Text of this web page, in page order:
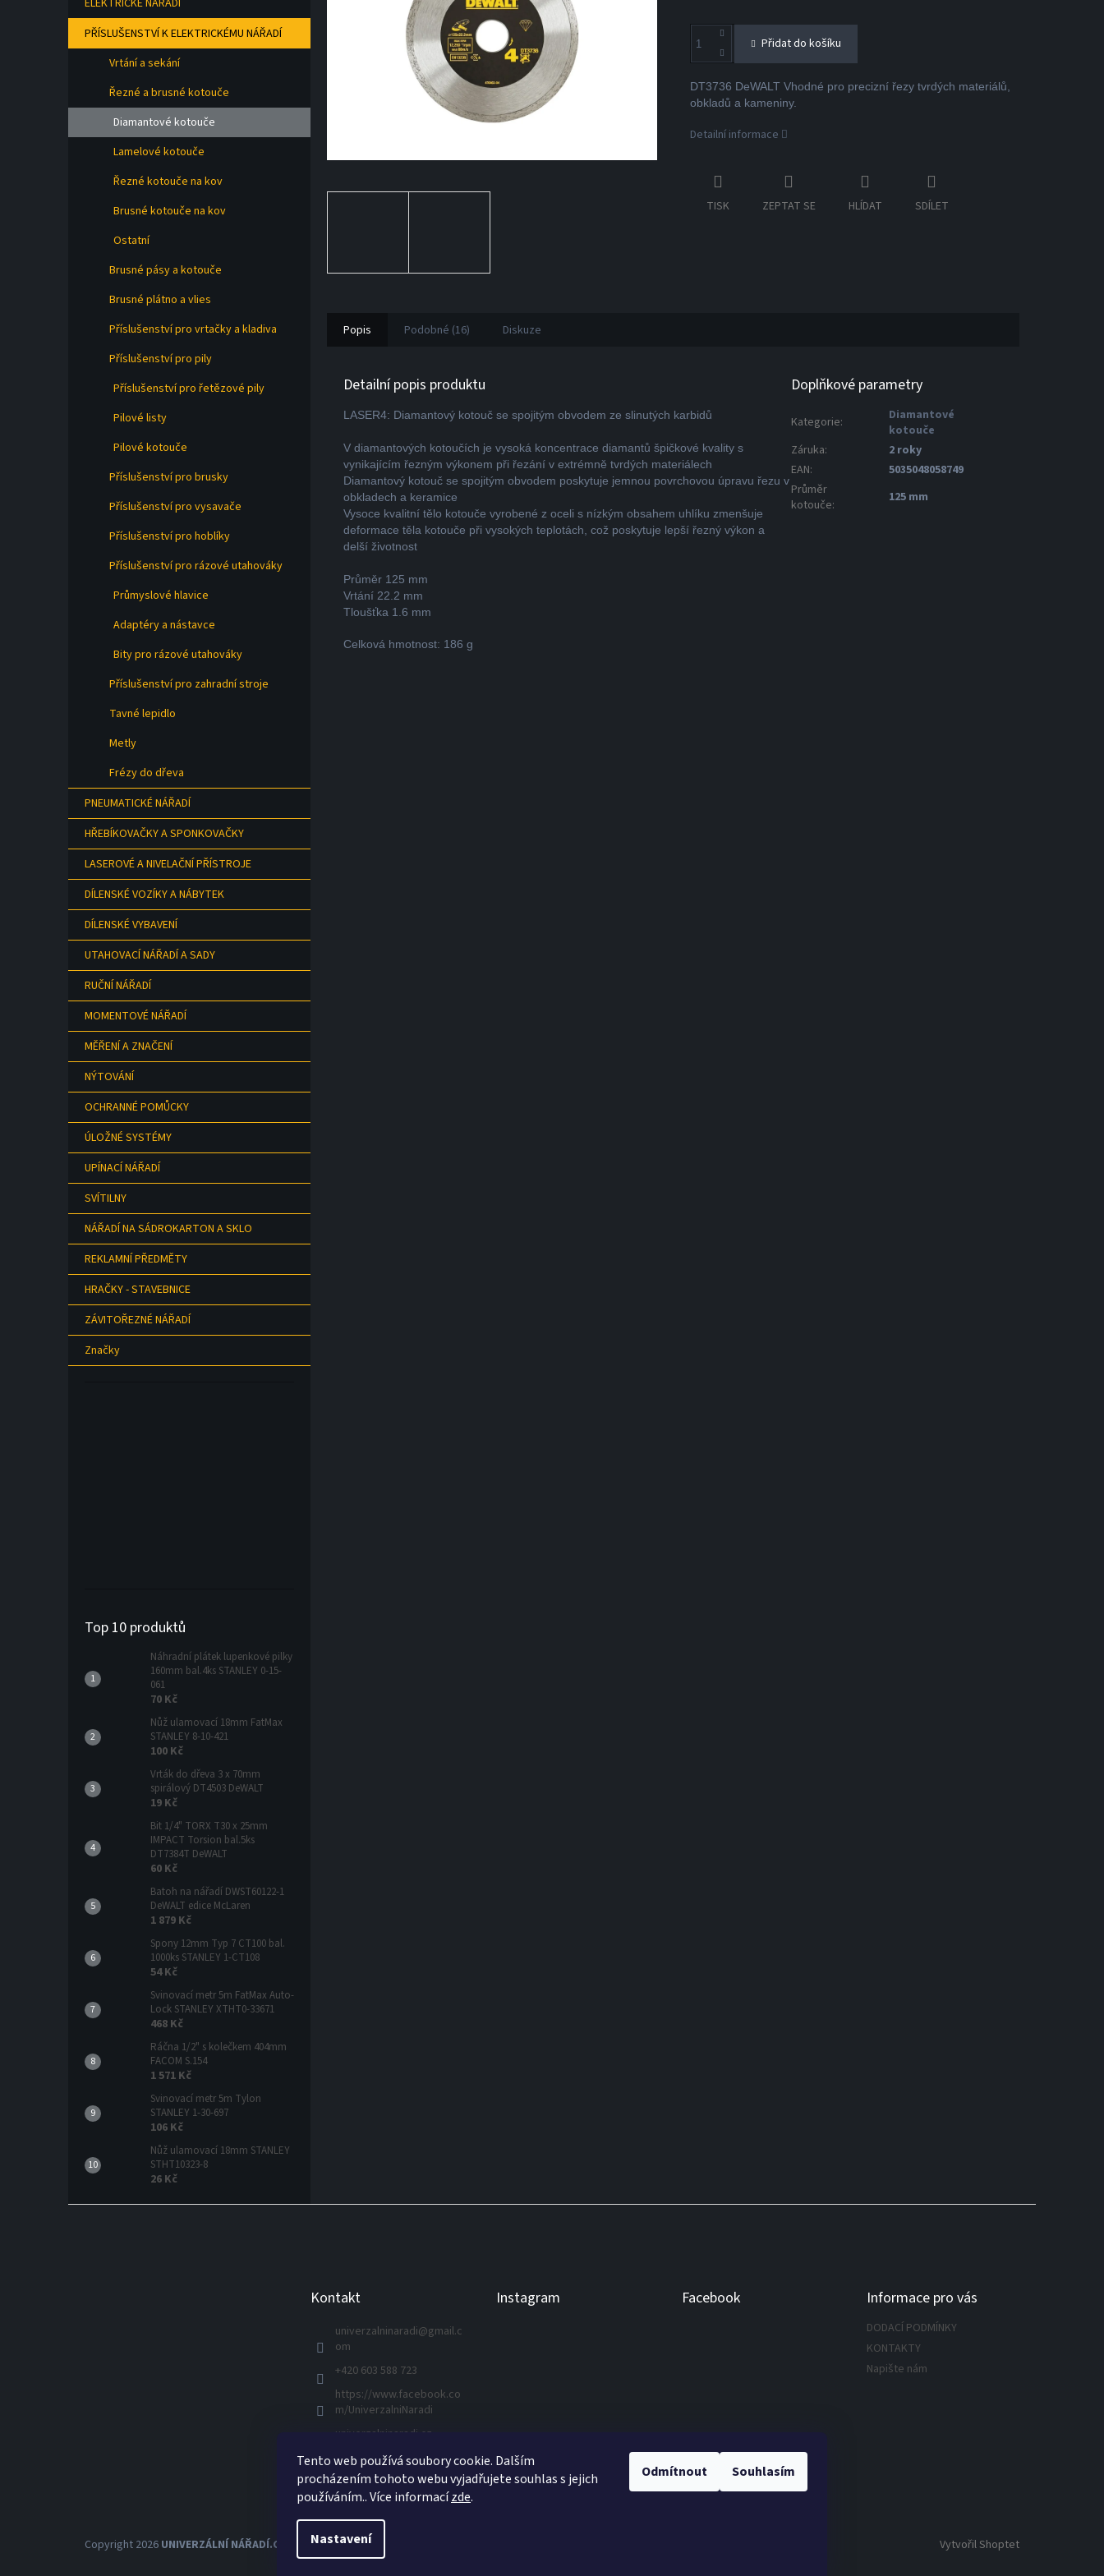
Tento web používá soubory cookie. Dalším
procházením tohoto webu vyjadřujete souhlas s jejich
používáním.. Více informacízde.
Nastavení
Odmítnout Souhlasím
e
ELEKTRICKÉ NÁŘADÍ
PŘÍSLUŠENSTVÍ K ELEKTRICKÉMU NÁŘADÍ
Vrtání a sekání
Řezné a brusné kotouče
Diamantové kotouče
Lamelové kotouče
Řezné kotouče na kov
Brusné kotouče na kov
Ostatní
Brusné pásy a kotouče
Brusné plátno a vlies
Příslušenství pro vrtačky a kladiva
Příslušenství pro pily
Příslušenství pro řetězové pily
Pilové listy
Pilové kotouče
Příslušenství pro brusky
Příslušenství pro vysavače
Příslušenství pro hoblíky
Příslušenství pro rázové utahováky
Průmyslové hlavice
Adaptéry a nástavce
Bity pro rázové utahováky
Příslušenství pro zahradní stroje
Tavné lepidlo
Metly
Frézy do dřeva
PNEUMATICKÉ NÁŘADÍ
HŘEBÍKOVAČKY A SPONKOVAČKY
LASEROVÉ A NIVELAČNÍ PŘÍSTROJE
DÍLENSKÉ VOZÍKY A NÁBYTEK
DÍLENSKÉ VYBAVENÍ
UTAHOVACÍ NÁŘADÍ A SADY
RUČNÍ NÁŘADÍ
MOMENTOVÉ NÁŘADÍ
MĚŘENÍ A ZNAČENÍ
NÝTOVÁNÍ
OCHRANNÉ POMŮCKY
ÚLOŽNÉ SYSTÉMY
UPÍNACÍ NÁŘADÍ
SVÍTILNY
NÁŘADÍ NA SÁDROKARTON A SKLO
REKLAMNÍ PŘEDMĚTY
HRAČKY - STAVEBNICE
ZÁVITOŘEZNÉ NÁŘADÍ
Značky
Top 10 produktů
Náhradní plátek lupenkové pilky
160mm bal.4ks STANLEY 0-15-
061
70 Kč
Nůž ulamovací 18mm FatMax
STANLEY 8-10-421
100 Kč
Vrták do dřeva 3 x 70mm
spirálový DT4503 DeWALT
19 Kč
Bit 1/4" TORX T30 x 25mm
IMPACT Torsion bal.5ks
DT7384T DeWALT
60 Kč
Batoh na nářadí DWST60122-1
DeWALT edice McLaren
1 879 Kč
Spony 12mm Typ 7 CT100 bal.
1000ks STANLEY 1-CT108
54 Kč
Svinovací metr 5m FatMax Auto-
Lock STANLEY XTHT0-33671
468 Kč
Ráčna 1/2" s kolečkem 404mm
FACOM S.154
1 571 Kč
Svinovací metr 5m Tylon
STANLEY 1-30-697
106 Kč
Nůž ulamovací 18mm STANLEY
STHT10323-8
26 Kč
Přidat do košíku
DT3736 DeWALT Vhodné pro precizní řezy tvrdých materiálů,
obkladů a kameniny.
Detailní informace
TISK ZEPTAT SE HLÍDAT SDÍLET
Popis Podobné (16) Diskuze
Detailní popis produktu
LASER4: Diamantový kotouč se spojitým obvodem ze slinutých karbidů
V diamantových kotoučích je vysoká koncentrace diamantů špičkové kvality s
vynikajícím řezným výkonem při řezání v extrémně tvrdých materiálech
Diamantový kotouč se spojitým obvodem poskytuje jemnou povrchovou úpravu řezu v
obkladech a keramice
Vysoce kvalitní tělo kotouče vyrobené z oceli s nízkým obsahem uhlíku zmenšuje
deformace těla kotouče při vysokých teplotách, což poskytuje lepší řezný výkon a
delší životnost
Průměr 125 mm
Vrtání 22.2 mm
Tloušťka 1.6 mm
Celková hmotnost: 186 g
Doplňkové parametry
Kategorie:
Diamantové
kotouče
Záruka:
2 roky
EAN:
5035048058749
Průměr
kotouče: 125 mm
Kontakt
univerzalninaradi@gmail.c
om
+420 603 588 723
https://www.facebook.co
m/UniverzalniNaradi
univerzalninaradi.cz
Instagram
Sledovat na Instagramu
Facebook Informace pro vás
DODACÍ PODMÍNKY
KONTAKTY
Napište nám
Vytvořil Shoptet
Copyright 2026 UNIVERZÁLNÍ NÁŘADÍ.CZ s.r.o.. Všechna práva vyhrazena.